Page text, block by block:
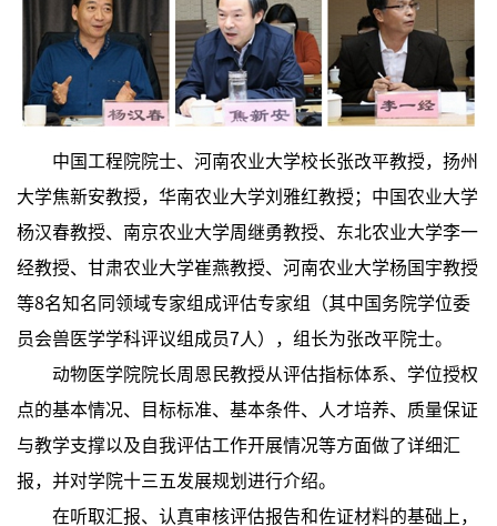
中国工程院院士、河南农业大学校长张改平教授，扬州
大学焦新安教授，华南农业大学刘雅红教授；中国农业大学
杨汉春教授、南京农业大学周继勇教授、东北农业大学李一
经教授、甘肃农业大学崔燕教授、河南农业大学杨国宇教授
等8名知名同领域专家组成评估专家组（其中国务院学位委
员会兽医学学科评议组成员7人），组长为张改平院士。
动物医学院院长周恩民教授从评估指标体系、学位授权
点的基本情况、目标标准、基本条件、人才培养、质量保证
与教学支撑以及自我评估工作开展情况等方面做了详细汇
报，并对学院十三五发展规划进行介绍。
在听取汇报、认真审核评估报告和佐证材料的基础上，